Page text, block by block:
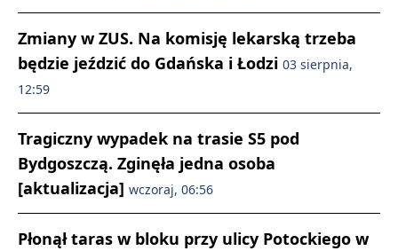
Zmiany w ZUS. Na komisję lekarską trzeba
będzie jeździć do Gdańska i Łodzi 03 sierpnia,
12:59
Tragiczny wypadek na trasie S5 pod
Bydgoszczą. Zginęła jedna osoba
[aktualizacja] wczoraj, 06:56
Płonął taras w bloku przy ulicy Potockiego w